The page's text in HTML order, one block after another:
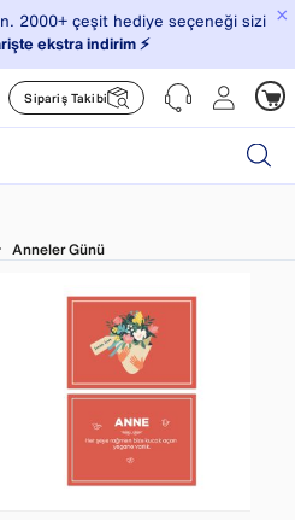
×
2000+ çeşit hediye seçeneği sizi
ekstra indirim ⚡️
Sipariş Takibi
Anneler Günü